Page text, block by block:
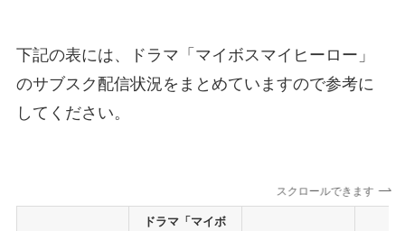
下記の表には、ドラマ「マイボスマイヒーロー」
のサブスク配信状況をまとめていますので参考に
してください。
スクロールできます
ドラマ「マイボ